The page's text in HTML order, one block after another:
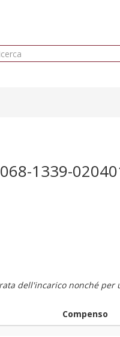
1339-
dell'incarico nonché per
Compenso